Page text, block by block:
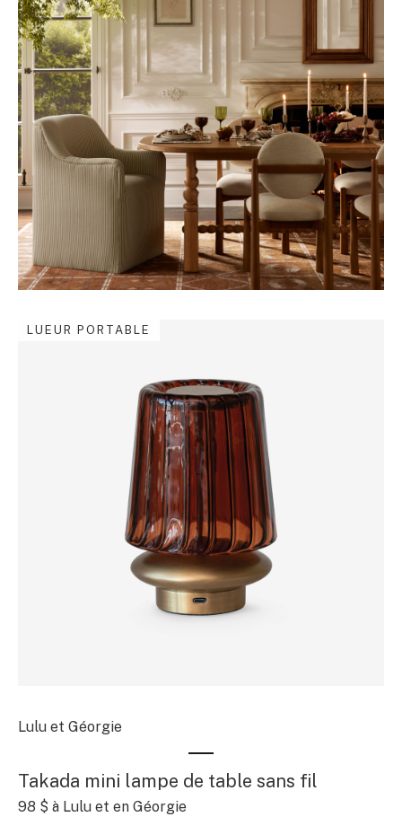
LUEUR PORTABLE
Lulu et Géorgie
Takada mini lampe de table sans fil
98 $ à Lulu et en Géorgie